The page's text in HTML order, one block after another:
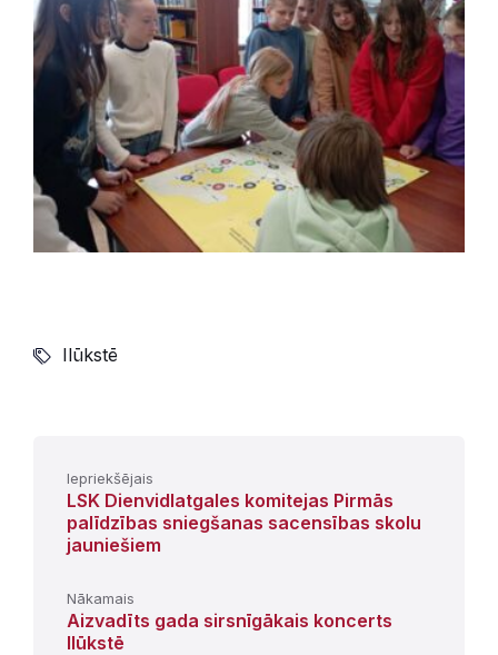
Ilūkstē
Iepriekšējais
LSK Dienvidlatgales komitejas Pirmās
palīdzības sniegšanas sacensības skolu
jauniešiem
Nākamais
Aizvadīts gada sirsnīgākais koncerts
Ilūkstē